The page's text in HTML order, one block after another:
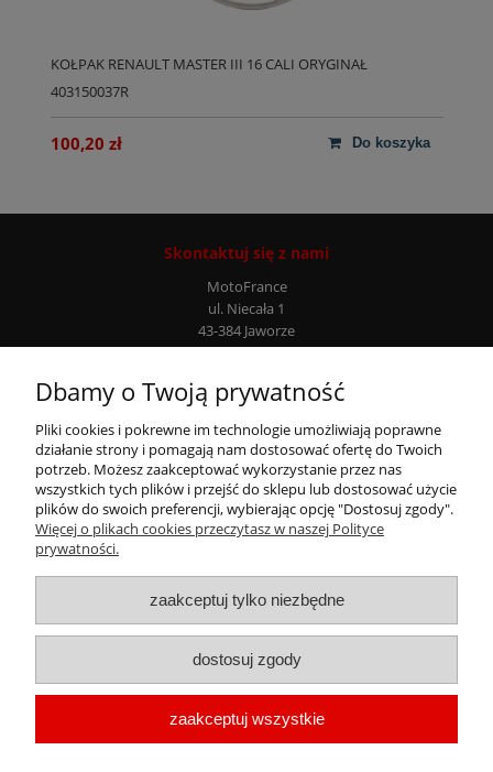
KOŁPAK RENAULT MASTER III 16 CALI ORYGINAŁ
403150037R
100,20 zł do koszyka
Skontaktuj się z nami
MotoFrance
ul. Niecała 1
43-384 Jaworze
Infolinia: +48 507 777 807
Moje konto
Płatności i dostawa
Informacje
używane wyłącznie w celach identyfikacyjnych. Mogą być one zastrzeżonymi
Dbamy o Twoją prywatność
Pliki cookies i pokrewne im technologie umożliwiają poprawne
działanie strony i pomagają nam dostosować ofertę do Twoich
potrzeb. Możesz zaakceptować wykorzystanie przez nas
wszystkich tych plików i przejść do sklepu lub dostosować użycie
plików do swoich preferencji, wybierając opcję "Dostosuj zgody".
Więcej o plikach cookies przeczytasz w naszej Polityce
prywatności.
zaakceptuj tylko niezbędne
dostosuj zgody
zaakceptuj wszystkie